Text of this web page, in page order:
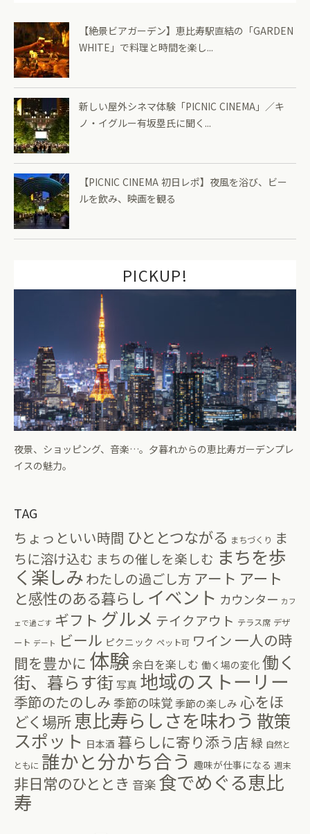
【絶景ビアガーデン】恵比寿駅直結の「GARDEN
WHITE」で料理と時間を楽し...
新しい屋外シネマ体験「PICNIC CINEMA」／キ
ノ・イグルー有坂塁氏に聞く...
【PICNIC CINEMA 初日レポ】夜風を浴び、ビー
ルを飲み、映画を観る
PICKUP!
夜景、ショッピング、音楽…。夕暮れからの恵比寿ガーデンプレ
イスの魅力。
TAG
ちょっといい時間 ひととつながる まちづくり ま
ちに溶け込む まちの催しを楽しむ まちを歩
く楽しみわたしの過ごし方 アート アート
と感性のある暮らし イベント カウンター カフ
ェで過ごす ギフト グルメ テイクアウト テラス席 デザ
ート デート ビール ピクニック ペット可 ワイン 一人の時
間を豊かに 体験余白を楽しむ 働く場の変化 働く
街、暮らす街 写真 地域のストーリー
季節のたのしみ 季節の味覚季節の楽しみ 心をほ
どく場所恵比寿らしさを味わう 散策
スポット 日本酒 暮らしに寄り添う店 緑 自然と
ともに 誰かと分かち合う 趣味が仕事になる 週末
非日常のひととき 音楽 食でめぐる恵比
寿